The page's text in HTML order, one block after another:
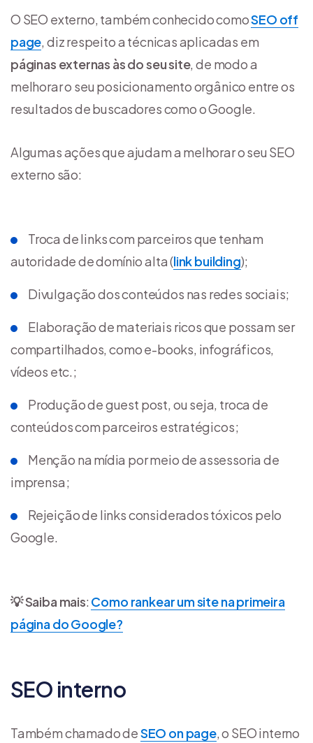
O SEO externo, também conhecido comoSEO off
page, diz respeito a técnicas aplicadas em
páginas externas às do seu site, de modo a
melhorar o seu posicionamento orgânico entre os
resultados de buscadores como o Google.
Algumas ações que ajudam a melhorar o seu SEO
externo são:
Troca de links com parceiros que tenham
autoridade de domínio alta (link building);
Divulgação dos conteúdos nas redes sociais;
Elaboração de materiais ricos que possam ser
compartilhados, como e-books, infográficos,
vídeos etc.;
Produção de guest post, ou seja, troca de
conteúdos com parceiros estratégicos;
Menção na mídia por meio de assessoria de
imprensa;
Rejeição de links considerados tóxicos pelo
Google.
💡 Saiba mais: Como rankear um site na primeira
página do Google?
SEO interno
Também chamado deSEO on page, o SEO interno